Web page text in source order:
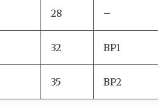
28 –
32 BP1
35 BP2